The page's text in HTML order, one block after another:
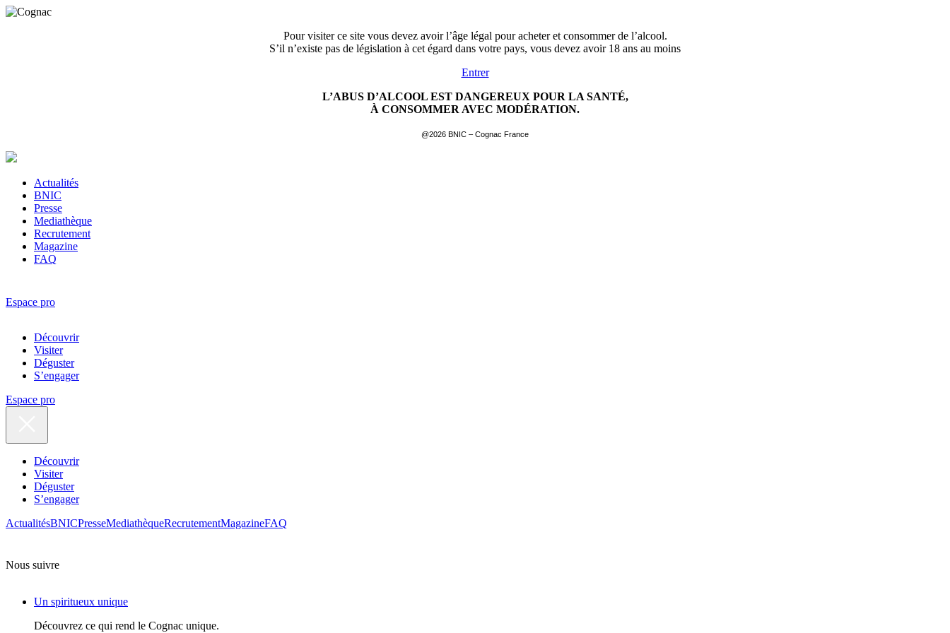
Pour visiter ce site vous devez avoir l’âge légal pour acheter et consommer de l’alcool.
S’il n’existe pas de législation à cet égard dans votre pays, vous devez avoir 18 ans au moins
Entrer
L’ABUS D’ALCOOL EST DANGEREUX POUR LA SANTÉ,
À CONSOMMER AVEC MODÉRATION.
@2026 BNIC – Cognac France
Actualités
BNIC
Presse
Mediathèque
Recrutement
Magazine
FAQ
Espace pro
Découvrir
Visiter
Déguster
S’engager
Espace pro
Découvrir
Visiter
Déguster
S’engager
ActualitésBNICPresseMediathèqueRecrutementMagazineFAQ
Nous suivre
Un spiritueux unique
Découvrez ce qui rend le Cognac unique.